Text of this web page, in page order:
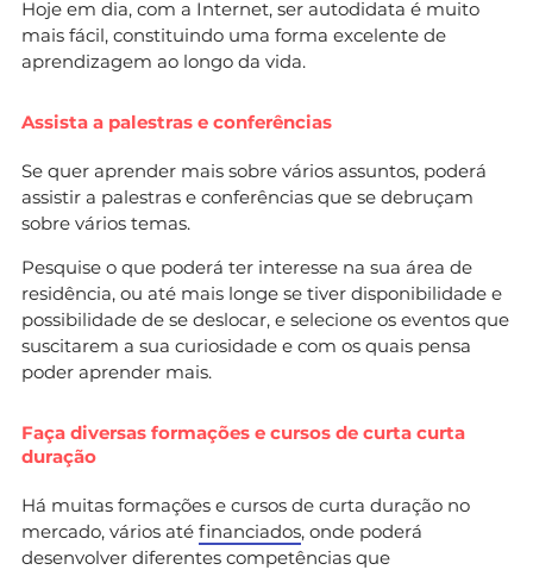
Hoje em dia, com a Internet, ser autodidata é muito
mais fácil, constituindo uma forma excelente de
aprendizagem ao longo da vida.
Assista a palestras e conferências
Se quer aprender mais sobre vários assuntos, poderá
assistir a palestras e conferências que se debruçam
sobre vários temas.
Pesquise o que poderá ter interesse na sua área de
residência, ou até mais longe se tiver disponibilidade e
possibilidade de se deslocar, e selecione os eventos que
suscitarem a sua curiosidade e com os quais pensa
poder aprender mais.
Faça diversas formações e cursos de curta curta
duração
Há muitas formações e cursos de curta duração no
mercado, vários até financiados, onde poderá
desenvolver diferentes competências que